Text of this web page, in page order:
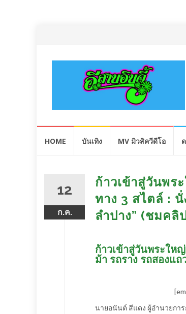
HOME บันเทิง MV มิวสิควีดีโอ
12
ก.ค.
ก้าวเข้าสู่วันพร
ทาง 3 สไตล์ :
ลำปาง” (ชมคลิ
ก้าวเข้าสู่วันพระให
ม้า รถราง รถสองแ
นายอนันต์ สีแดง ผู้อำนวยการ